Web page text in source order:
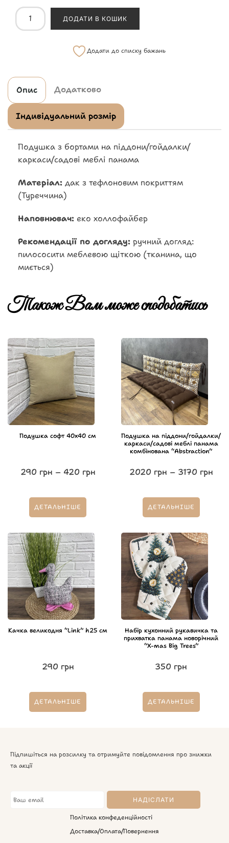
ДОДАТИ В КОШИК
Додати до списку бажань
Опис Додатково
Індивідуальний розмір
Подушка з бортами на піддони/гойдалки/
каркаси/садові меблі панама
Матеріал: дак з тефлоновим покриттям
(Туреччина)
Наповнювач: еко холлофайбер
Рекомендації по догляду: ручний догляд:
пилососити меблевою щіткою (тканина, що
миється)
Також Вам може сподобатись
Подушка софт 40х40 см
290 грн – 420 грн
ДЕТАЛЬНІШЕ
Подушка на піддони/гойдалки/
каркаси/садові меблі панама
комбінована “Abstraction”
2020 грн – 3170 грн
ДЕТАЛЬНІШЕ
Качка великодня “Link” h25 см
290 грн
ДЕТАЛЬНІШЕ
Набір кухонний рукавичка та
прихватка панама новорічний
“X-mas Big Trees”
350 грн
ДЕТАЛЬНІШЕ
Підпишіться на розсилку та отримуйте повідомлення про знижки
та акції
Політика конфеденційності
Доставка/Оплата/Повернення